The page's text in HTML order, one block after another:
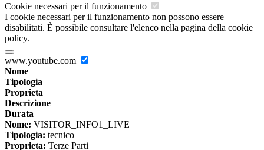
Cookie necessari per il funzionamento
I cookie necessari per il funzionamento non possono essere
disabilitati. È possibile consultare l'elenco nella pagina della cookie
policy.
www.youtube.com
Nome
Tipologia
Proprieta
Descrizione
Durata
Nome: VISITOR_INFO1_LIVE
Tipologia: tecnico
Proprieta: Terze Parti